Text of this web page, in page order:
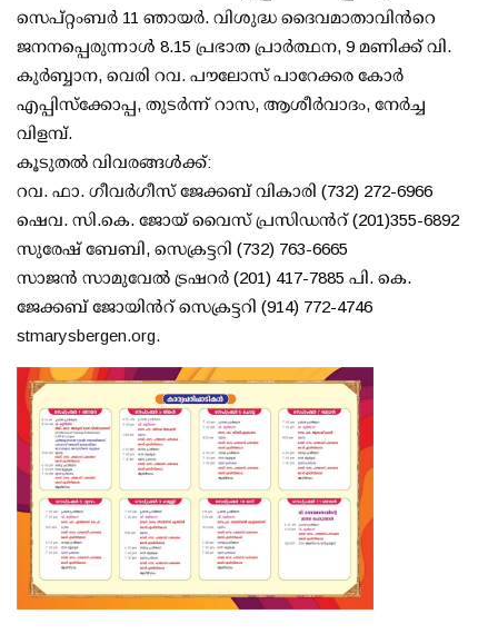
സെപ്റ്റംബര്‍ 11 ഞായര്‍. വിശുദ്ധ ദൈവമാതാവിന്‍റെ
ജനനപ്പെരുന്നാള്‍ 8.15 പ്രഭാത പ്രാര്‍ത്ഥന, 9 മണിക്ക് വി.
കുര്‍ബ്ബാന, വെരി റവ. പൗലോസ് പാറേക്കര കോര്‍
എപ്പിസ്ക്കോപ്പ, തുടര്‍ന്ന് റാസ, ആശീര്‍വാദം, നേര്‍ച്ച
വിളമ്പ്.
കൂടുതല്‍ വിവരങ്ങള്‍ക്ക്:
റവ. ഫാ. ഗീവര്‍ഗീസ് ജേക്കബ് വികാരി (732) 272-6966
ഷെവ. സി.കെ. ജോയ് വൈസ് പ്രസിഡന്‍റ് (201)355-6892
സുരേഷ് ബേബി, സെക്രട്ടറി (732) 763-6665
സാജന്‍ സാമുവേല്‍ ട്രഷറര്‍ (201) 417-7885 പി. കെ.
ജേക്കബ് ജോയിന്‍റ് സെക്രട്ടറി (914) 772-4746
stmarysbergen.org.